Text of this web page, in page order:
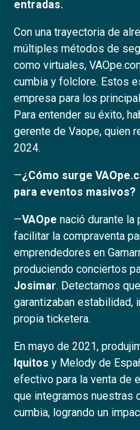
entradas.
Con una trayectoria de
múltiples métodos de
como virtuales,
cumbia y folclore. Estos
empresa para los
Para entender su éxito,
gerente de Vaope, quien
2024.
—¿Cómo surge
para eventos masivos?
—VAOpe nació durante la
facilitar la compraventa
emprendedores en
produciendo conciertos
Josimar. Detectamos
garantizaban estabilidad,
propia ticketera.
En mayo de 2021,
Iquitos y Melody de
efectivo para la venta de
que integramos nuestras
cumbia, logrando un